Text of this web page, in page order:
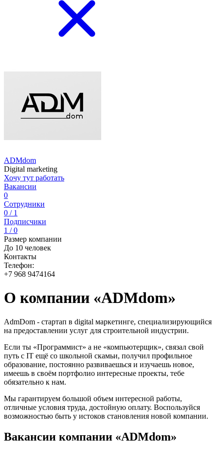
ADMdom
Digital marketing
Хочу тут работать
Вакансии
0
Сотрудники
0 / 1
Подписчики
1 / 0
Размер компании
До 10 человек
Контакты
Телефон:
+7 968 9474164
О компании «ADMdom»
AdmDom - стартап в digital маркетинге, специализирующийся
на предоставлении услуг для строительной индустрии.
Если ты «Программист» а не «компьютерщик», связал свой
путь с IT ещё со школьной скамьи, получил профильное
образование, постоянно развиваешься и изучаешь новое,
имеешь в своём портфолио интересные проекты, тебе
обязательно к нам.
Мы гарантируем большой объем интересной работы,
отличные условия труда, достойную оплату. Воспользуйся
возможностью быть у истоков становления новой компании.
Вакансии компании «ADMdom»